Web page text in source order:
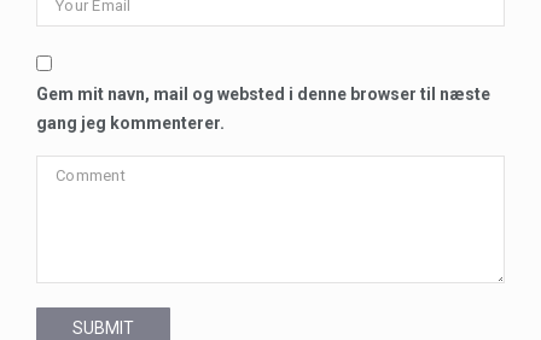
Gem mit navn, mail og websted i denne browser til næste
gang jeg kommenterer.
SUBMIT